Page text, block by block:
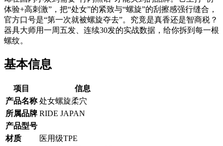
体验+高刺激”，把“处女”的紧致与“螺旋”的刮擦感强行缝合，
官方口号是“第一次就被螺旋夺去”。究竟是真香还是智商税？
器具大师用一周五发、连续30发的实战数据，给你拆到每一根
螺纹。
基本信息
项目
信息
产品名称 处女螺旋柔穴
所属品牌 RIDE JAPAN
产品型号
材质
医用级TPE